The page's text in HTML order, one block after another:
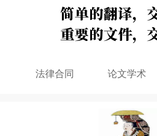
简单的翻译，
重要的文件，
法律合同 论文学术